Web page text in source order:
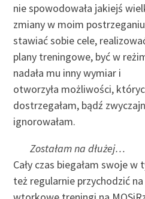
nie spowodowała jakiejś
zmiany w moim
stawiać sobie cele,
plany treningowe, być w
nadała mu inny wymiar i
otworzyła możliwości,
dostrzegałam, bądź
ignorowałam.
Zostałam na dłużej…
Cały czas biegałam swoje w
też regularnie przychodzić na